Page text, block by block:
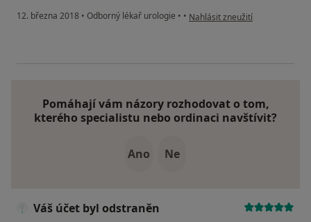
12. března 2018 • Odborný lékař urologie • • podle názoru uživatele Váš
Nahlásit zneužití
Pomáhají vám názory rozhodovat o tom,
kterého specialistu nebo ordinaci navštívit?
Ano Ne
Váš účet byl odstraněn